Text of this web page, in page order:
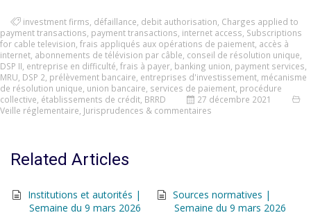
investment firms défaillance debit authorisation Charges applied to
payment transactions payment transactions internet access Subscriptions
for cable television frais appliqués aux opérations de paiement accès à
internet abonnements de télévision par câble conseil de résolution unique
DSP II entreprise en difficulté frais à payer banking union payment services
MRU DSP 2 prélèvement bancaire entreprises d'investissement mécanisme
de résolution unique union bancaire services de paiement procédure
collective établissements de crédit BRRD
27 décembre 2021
Veille réglementaire Jurisprudences & commentaires
Related Articles
Institutions et autorités |
Semaine du 9 mars 2026
Sources normatives |
Semaine du 9 mars 2026